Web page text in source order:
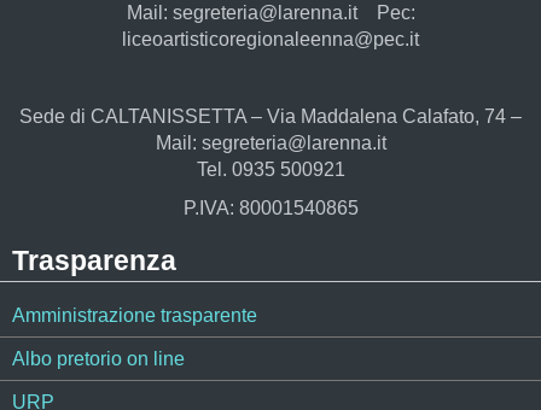
Mail: segreteria@larenna.it Pec:
liceoartisticoregionaleenna@pec.it
Sede di CALTANISSETTA – Via Maddalena Calafato, 74 –
Mail: segreteria@larenna.it
Tel. 0935 500921
P.IVA: 80001540865
Trasparenza
Amministrazione trasparente
Albo pretorio on line
URP